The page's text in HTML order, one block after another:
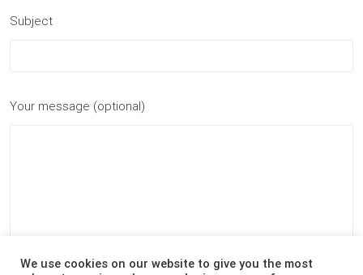
Subject
Your message (optional)
We use cookies on our website to give you the most